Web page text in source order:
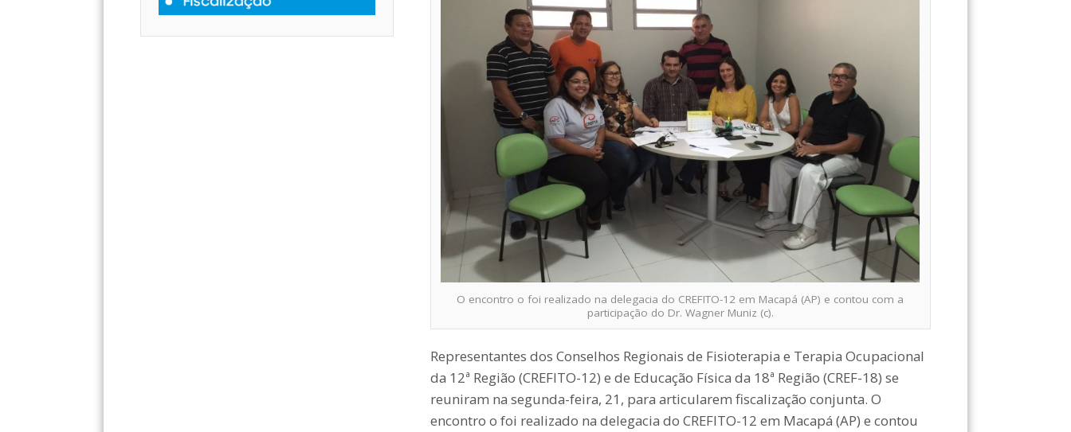
O encontro o foi realizado na delegacia do CREFITO-12 em Macapá (AP) e contou com a
participação do Dr. Wagner Muniz (c).
Representantes dos Conselhos Regionais de Fisioterapia e Terapia Ocupacional
da 12ª Região (CREFITO-12) e de Educação Física da 18ª Região (CREF-18) se
reuniram na segunda-feira, 21, para articularem fiscalização conjunta. O
encontro o foi realizado na delegacia do CREFITO-12 em Macapá (AP) e contou